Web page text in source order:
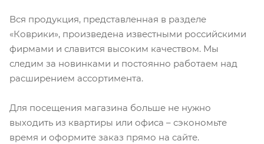
Вся продукция, представленная в разделе
«Коврики», произведена известными российскими
фирмами и славится высоким качеством. Мы
следим за новинками и постоянно работаем над
расширением ассортимента.
Для посещения магазина больше не нужно
выходить из квартиры или офиса – сэкономьте
время и оформите заказ прямо на сайте.